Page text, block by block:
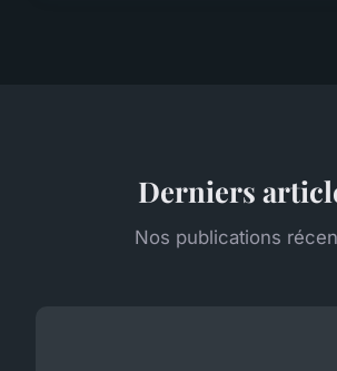
Derniers
Nos publications